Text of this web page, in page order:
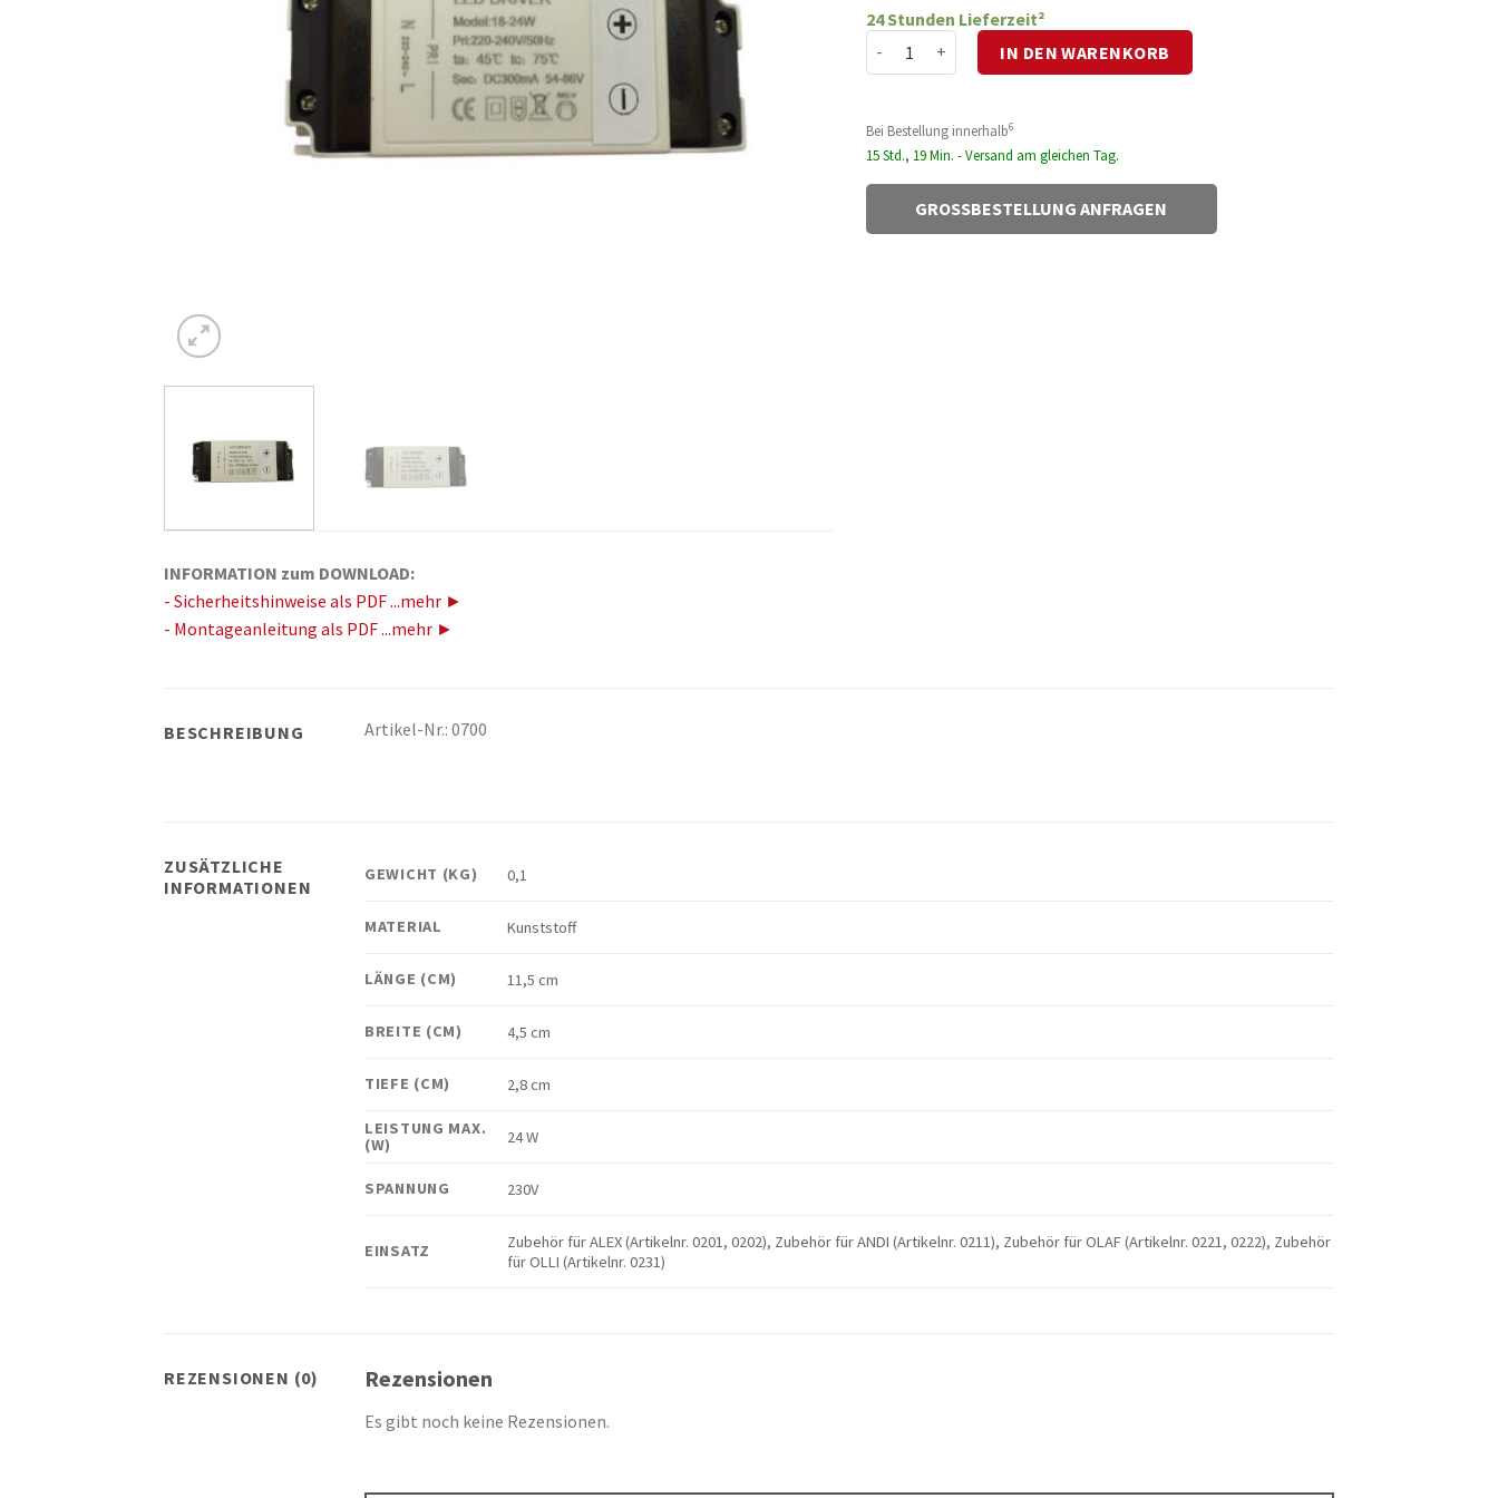
INFORMATION zum DOWNLOAD:
- Sicherheitshinweise als PDF ...mehr ►
- Montageanleitung als PDF ...mehr ►
war:
21,98 €
ist:
15,25 €.
24 Stunden Lieferzeit²
LED-TREIBER MAX MengeIN DEN WARENKORB
Bei Bestellung innerhalb6
15 Std., 19 Min. - Versand am gleichen Tag.
GROSSBESTELLUNG ANFRAGEN
BESCHREIBUNG Artikel-Nr.: 0700
ZUSÄTZLICHE
INFORMATIONEN
GEWICHT (KG) 0,1
MATERIAL Kunststoff
LÄNGE (CM) 11,5 cm
BREITE (CM) 4,5 cm
TIEFE (CM) 2,8 cm
LEISTUNG MAX.
(W)
24 W
SPANNUNG 230V
EINSATZ
Zubehör für ALEX (Artikelnr. 0201, 0202), Zubehör für ANDI (Artikelnr. 0211), Zubehör für OLAF (Artikelnr. 0221, 0222), Zubehör
für OLLI (Artikelnr. 0231)
REZENSIONEN (0) Rezensionen
Es gibt noch keine Rezensionen.